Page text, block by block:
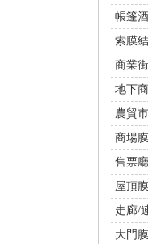
帳篷
索膜
商業
地下
農貿
商場
售票
屋頂
走廊/
大門